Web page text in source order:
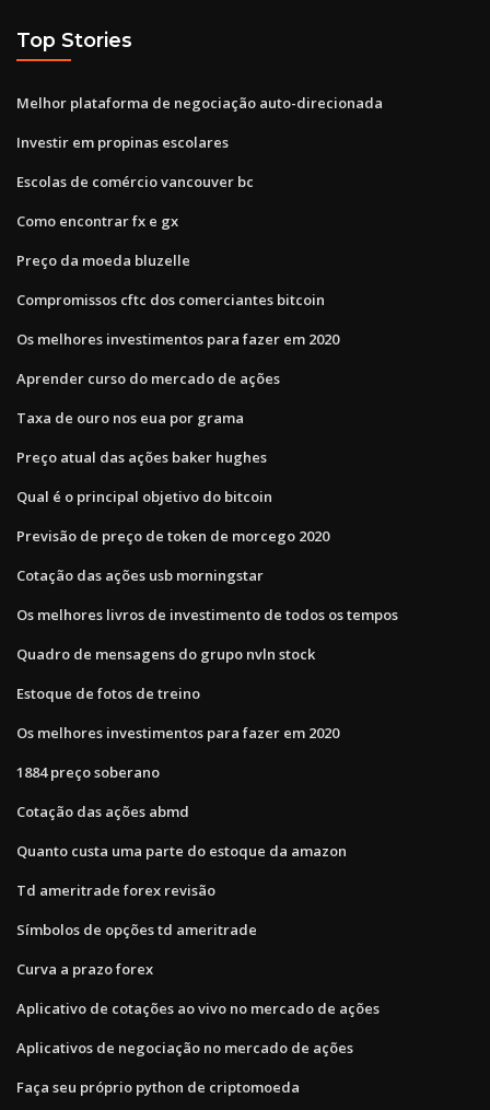
Top Stories
Melhor plataforma de negociação auto-direcionada
Investir em propinas escolares
Escolas de comércio vancouver bc
Como encontrar fx e gx
Preço da moeda bluzelle
Compromissos cftc dos comerciantes bitcoin
Os melhores investimentos para fazer em 2020
Aprender curso do mercado de ações
Taxa de ouro nos eua por grama
Preço atual das ações baker hughes
Qual é o principal objetivo do bitcoin
Previsão de preço de token de morcego 2020
Cotação das ações usb morningstar
Os melhores livros de investimento de todos os tempos
Quadro de mensagens do grupo nvln stock
Estoque de fotos de treino
Os melhores investimentos para fazer em 2020
1884 preço soberano
Cotação das ações abmd
Quanto custa uma parte do estoque da amazon
Td ameritrade forex revisão
Símbolos de opções td ameritrade
Curva a prazo forex
Aplicativo de cotações ao vivo no mercado de ações
Aplicativos de negociação no mercado de ações
Faça seu próprio python de criptomoeda